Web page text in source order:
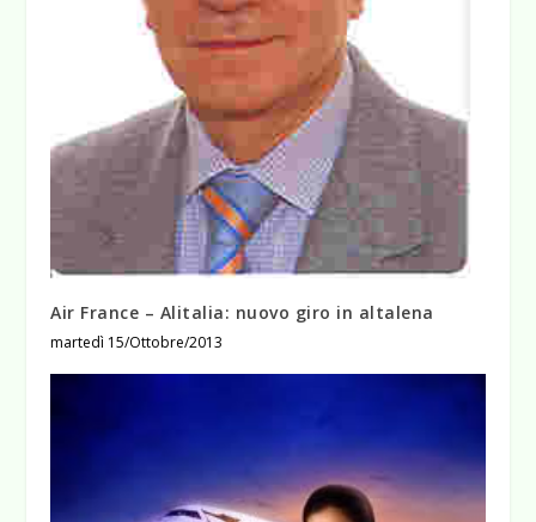
Air France – Alitalia: nuovo giro in altalena
martedì 15/Ottobre/2013